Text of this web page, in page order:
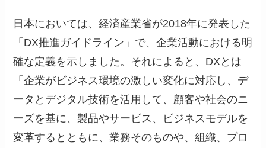
日本においては、経済産業省が2018年に発表した
「DX推進ガイドライン」で、企業活動における明
確な定義を示しました。それによると、DXとは
「企業がビジネス環境の激しい変化に対応し、デ
ータとデジタル技術を活用して、顧客や社会のニ
ーズを基に、製品やサービス、ビジネスモデルを
変革するとともに、業務そのものや、組織、プロ